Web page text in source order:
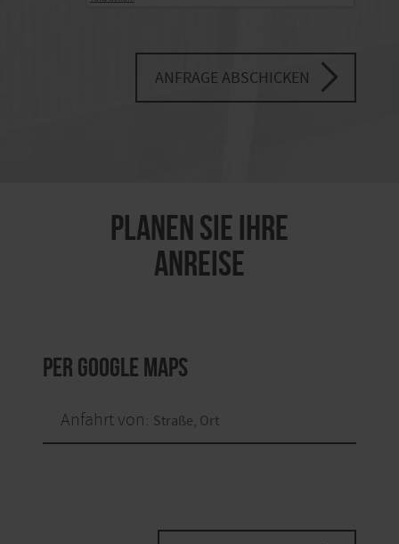
ANFRAGE ABSCHICKEN
PLANEN SIE IHRE
ANREISE
per Google Maps
Anfahrt von: